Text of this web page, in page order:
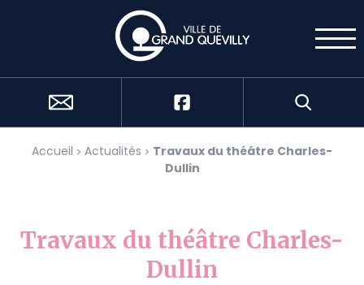
Accueil Actualités
Travaux du théâtre Charles-
Dullin
Travaux du théâtre Charles-
Dullin